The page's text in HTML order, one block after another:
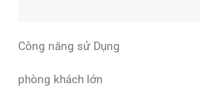
Công năng sử Dụng
phòng khách lớn